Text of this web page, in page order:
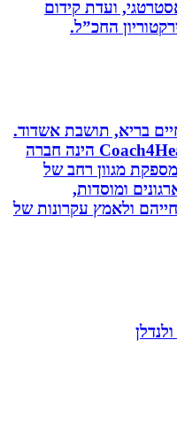
ועדת קידום
החכ”ל.
תושבת אשדוד.
בעלת Coach4Health, Coach4health הינה חברה
מגוון רחב של
ומוסדות,
עקרונות של